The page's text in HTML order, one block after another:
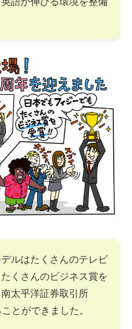
ルはたくさんのテレビ
くさんのビジネス賞を
太平洋証券取引所
とができました。